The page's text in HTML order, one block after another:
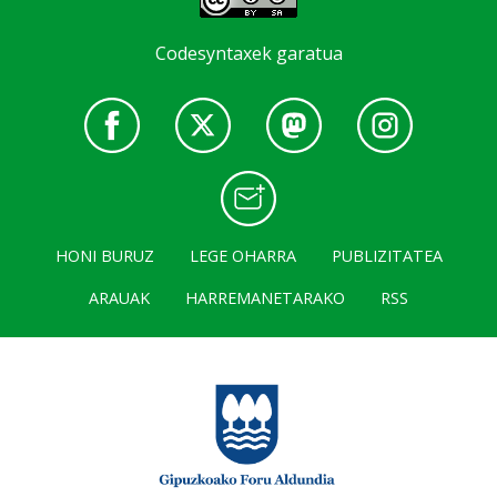
Codesyntaxek garatua
HONI BURUZ LEGE OHARRA
PUBLIZITATEA
ARAUAK
HARREMANETARAKO RSS